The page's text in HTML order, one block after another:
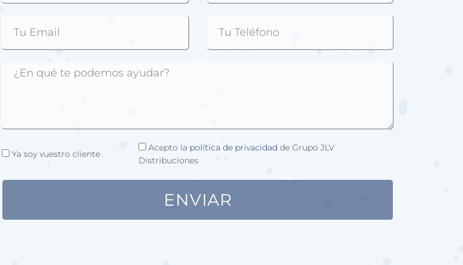
Ya soy vuestro cliente
Acepto la política de privacidad de Grupo JLV
Distribuciones
ENVIAR